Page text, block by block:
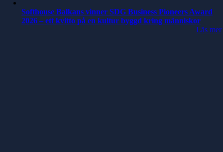
Softhouse Balkans vinner SDG Business Pioneers Award
2026 – ett kvitto på en kultur byggd kring människor
Läs mer